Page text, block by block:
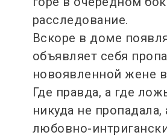
расследование.
Вскоре в доме
объявляет себя
новоявленной жене
Где правда, а где
никуда не
любовно-